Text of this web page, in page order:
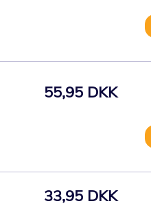
55,95 DKK
33,95 DKK